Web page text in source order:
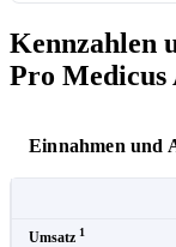
Kennzahlen
Pro Medicus
Einnahmen und
Umsatz 1